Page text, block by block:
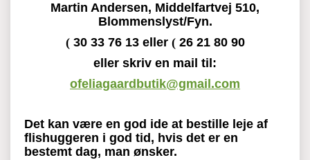
Martin Andersen, Middelfartvej 510,
Blommenslyst/Fyn.
( 30 33 76 13eller (26 21 80 90
eller skriv en mail til:
ofeliagaardbutik@gmail.com
Det kan være en god ide at bestille leje af
flishuggeren i god tid, hvis det er en
bestemt dag, man ønsker.